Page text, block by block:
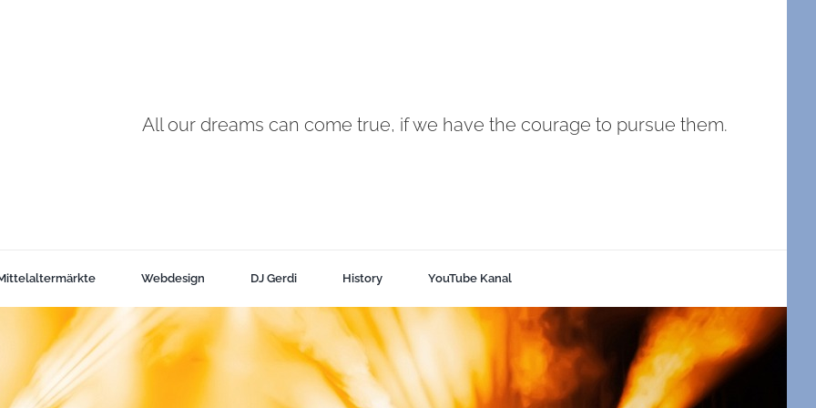
All our dreams can come true, if we have the courage to pursue them.
Webdesign DJ Gerdi History YouTube Kanal